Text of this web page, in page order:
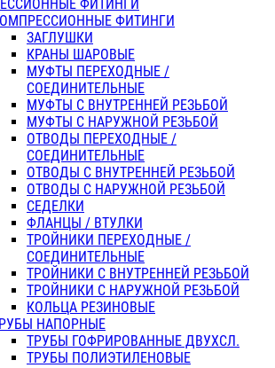
ФИТИНГИ
ФИТИНГИ
ЗАГЛУШКИ
КРАНЫ ШАРОВЫЕ
МУФТЫ ПЕРЕХОДНЫЕ /
СОЕДИНИТЕЛЬНЫЕ
МУФТЫ С ВНУТРЕННЕЙ РЕЗЬБОЙ
МУФТЫ С НАРУЖНОЙ РЕЗЬБОЙ
ОТВОДЫ ПЕРЕХОДНЫЕ /
СОЕДИНИТЕЛЬНЫЕ
ОТВОДЫ С ВНУТРЕННЕЙ РЕЗЬБОЙ
ОТВОДЫ С НАРУЖНОЙ РЕЗЬБОЙ
СЕДЕЛКИ
ФЛАНЦЫ / ВТУЛКИ
ТРОЙНИКИ ПЕРЕХОДНЫЕ /
СОЕДИНИТЕЛЬНЫЕ
ТРОЙНИКИ С ВНУТРЕННЕЙ РЕЗЬБОЙ
ТРОЙНИКИ С НАРУЖНОЙ РЕЗЬБОЙ
КОЛЬЦА РЕЗИНОВЫЕ
НАПОРНЫЕ
ТРУБЫ ГОФРИРОВАННЫЕ ДВУХСЛ.
ТРУБЫ ПОЛИЭТИЛЕНОВЫЕ